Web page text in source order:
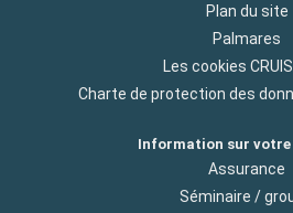
Plan du site
Palmares
Les cookies
Charte de protection des
Information sur
Assurance
Séminaire /